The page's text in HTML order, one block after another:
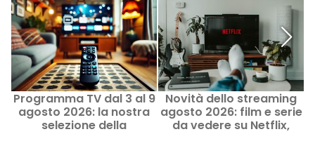
Programma TV dal 3 al 9
agosto 2026: la nostra
selezione della
Novità dello streaming
agosto 2026: film e serie
da vedere su Netflix,